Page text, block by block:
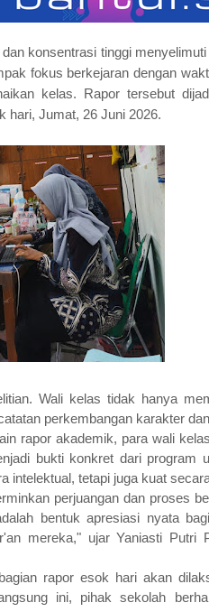
konsentrasi tinggi
fokus berkejaran dengan
kelas. Rapor tersebut
hari, Jumat, 26 Juni 2026.
Wali kelas tidak hanya
perkembangan karakter
rapor akademik, para wali
bukti konkret dari program
intelektual, tetapi juga kuat
perjuangan dan proses
bentuk apresiasi nyata
mereka," ujar Yaniasti Putri
rapor esok hari akan
ini, pihak sekolah